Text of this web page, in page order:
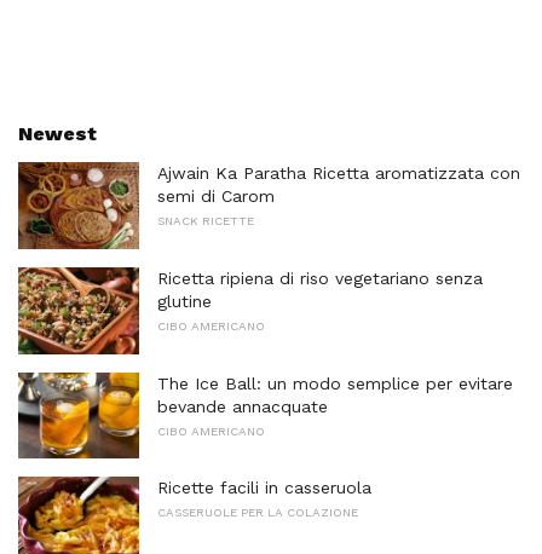
Newest
Ajwain Ka Paratha Ricetta aromatizzata con
semi di Carom
SNACK RICETTE
Ricetta ripiena di riso vegetariano senza
glutine
CIBO AMERICANO
The Ice Ball: un modo semplice per evitare
bevande annacquate
CIBO AMERICANO
Ricette facili in casseruola
CASSERUOLE PER LA COLAZIONE